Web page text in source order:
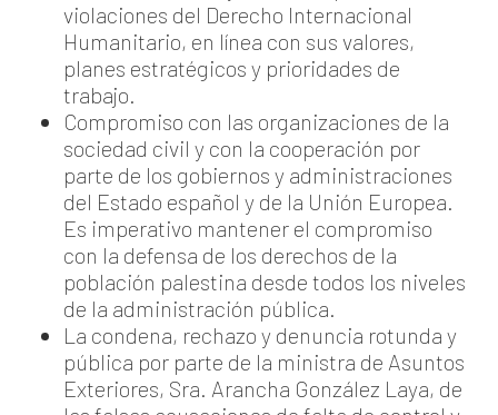
violaciones del Derecho Internacional
Humanitario, en línea con sus valores,
planes estratégicos y prioridades de
trabajo.
Compromiso con las organizaciones de la
sociedad civil y con la cooperación por
parte de los gobiernos y administraciones
del Estado español y de la Unión Europea.
Es imperativo mantener el compromiso
con la defensa de los derechos de la
población palestina desde todos los niveles
de la administración pública.
La condena, rechazo y denuncia rotunda y
pública por parte de la ministra de Asuntos
Exteriores, Sra. Arancha González Laya, de